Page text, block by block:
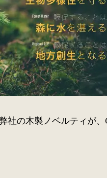
社の木製ノベルティが、